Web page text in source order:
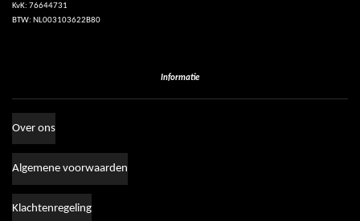
KvK: 76644731
BTW: NL003103622B80
Informatie
Over ons
Algemene voorwaarden
Klachtenregeling